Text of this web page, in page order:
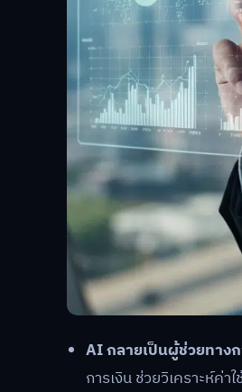
AI กลายเป็นผู้ช่วยทาง
การเงิน ช่วยวิเคราะห์ค่